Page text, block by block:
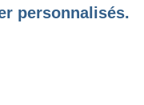
personnalisés.